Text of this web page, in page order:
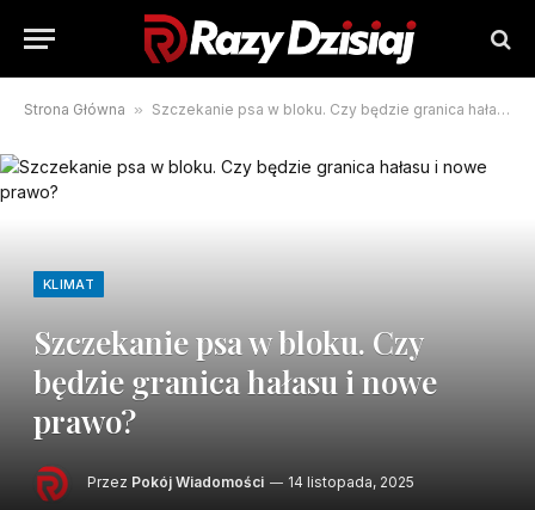
Strona Główna » Szczekanie psa w bloku. Czy będzie granica hałasu i nowe prawo?
KLIMAT
Szczekanie psa w bloku. Czy
będzie granica hałasu i nowe
prawo?
Przez Pokój Wiadomości 14 listopada, 2025